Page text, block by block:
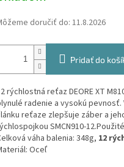
doručiť do: 11.8.2026
Pridať do
rýchlostná reťaz DEORE XT
radenie a vysokú
reťaze zlepšuje záber a
SMCN910-
váha balenia: 348g, 12
Oceľ